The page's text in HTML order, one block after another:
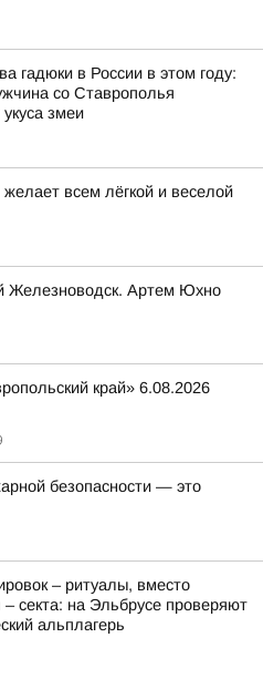
гадюки в России в этом году:
со Ставрополья
змеи
всем лёгкой и веселой
Железноводск. Артем Юхно
край» 6.08.2026
безопасности — это
– ритуалы, вместо
– секта: на Эльбрусе проверяют
альплагерь